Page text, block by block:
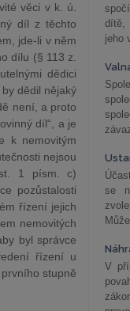
věci v k. ú.
díl z těchto
jde-li v něm
dílu (§ 113 z.
dědici
dědil nějaký
není, a proto
díl“, a je
k nemovitým
nejsou
1 písm. c)
pozůstalosti
řízení jejich
nemovitých
byl správce
řízení u
stupně
dítě,
jeho
se
V